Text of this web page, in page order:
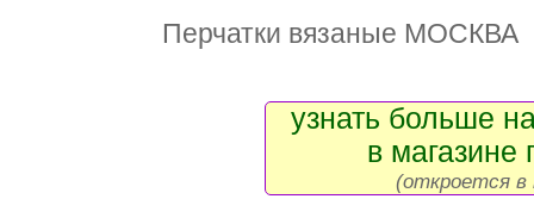
Перчатки вязаные МОСКВА
узнать больше
в магазине
(откроется в